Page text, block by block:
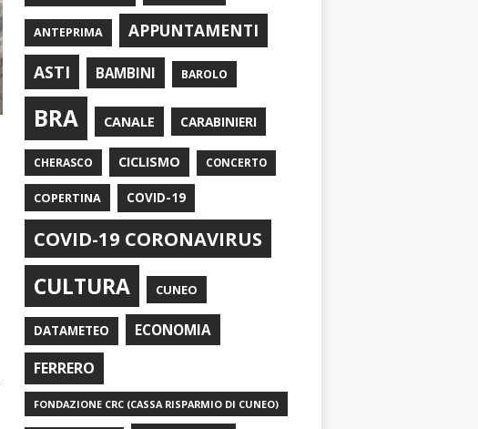
ANTEPRIMA
APPUNTAMENTI
ASTI
BAMBINI BAROLO
BRA CANALE CARABINIERI
CHERASCO CICLISMO CONCERTO
COPERTINA COVID-19
COVID-19 CORONAVIRUS
CULTURA CUNEO
DATAMETEO ECONOMIA
FERRERO
FONDAZIONE CRC (CASSA RISPARMIO DI CUNEO)